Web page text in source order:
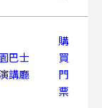
巴士
講廳
購
買
門
票